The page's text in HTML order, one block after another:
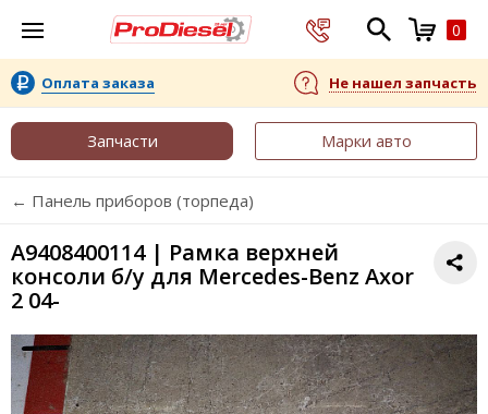
0
Оплата заказа Не нашел запчасть
Запчасти Марки авто
← Панель приборов (торпеда)
A9408400114 | Рамка верхней
консоли б/у для Mercedes-Benz Axor
2 04-